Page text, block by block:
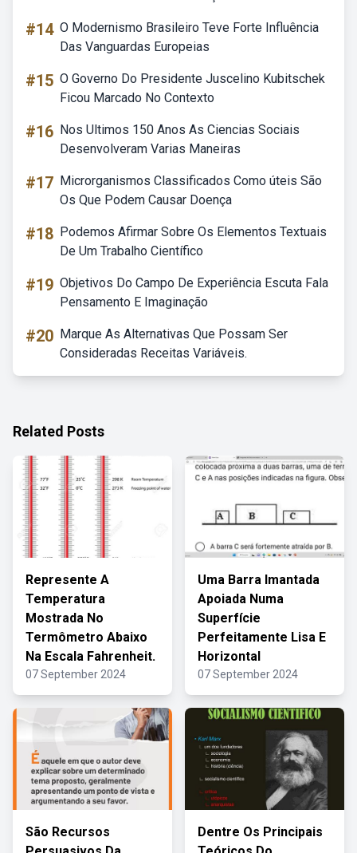
#14 O Modernismo Brasileiro Teve Forte Influência
Das Vanguardas Europeias
#15 O Governo Do Presidente Juscelino Kubitschek
Ficou Marcado No Contexto
#16 Nos Ultimos 150 Anos As Ciencias Sociais
Desenvolveram Varias Maneiras
#17 Microrganismos Classificados Como úteis São
Os Que Podem Causar Doença
#18 Podemos Afirmar Sobre Os Elementos Textuais
De Um Trabalho Científico
#19 Objetivos Do Campo De Experiência Escuta Fala
Pensamento E Imaginação
#20 Marque As Alternativas Que Possam Ser
Consideradas Receitas Variáveis.
Related Posts
Represente A
Temperatura
Mostrada No
Termômetro Abaixo
Na Escala Fahrenheit.
07 September 2024
Uma Barra Imantada
Apoiada Numa
Superfície
Perfeitamente Lisa E
Horizontal
07 September 2024
São Recursos
Dentre Os Principais